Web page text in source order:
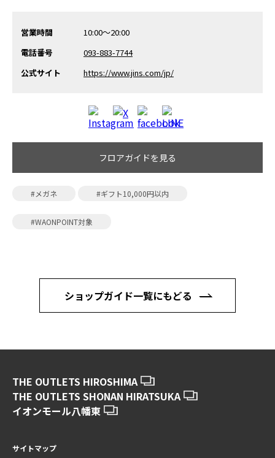
フロアガイドを見る
営業時間
10:00～20:00
電話番号
093-883-7744
公式サイト
https://www.jins.com/jp/
#メガネ #ギフト10,000円以内
#WAONPOINT対象
ショップガイド一覧にもどる
THE OUTLETS HIROSHIMA
THE OUTLETS SHONAN HIRATSUKA
イオンモール八幡東
サイトマップ